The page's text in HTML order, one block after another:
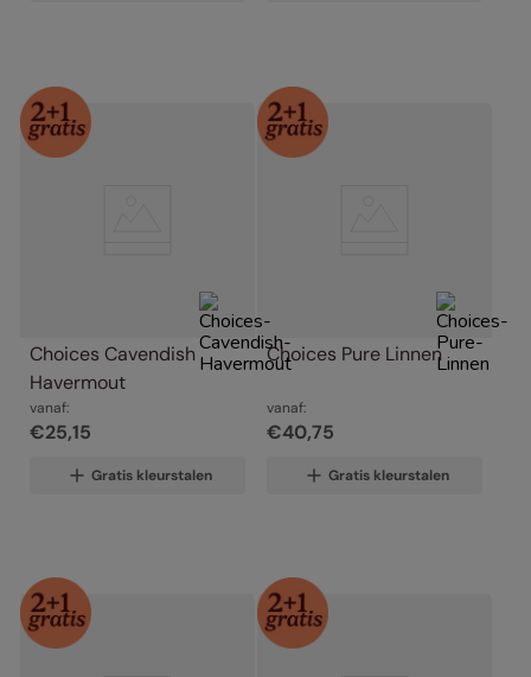
Choices Cavendish
Havermout
vanaf:
€25,15
Gratis kleurstalen
Choices Pure Linnen
vanaf:
€40,75
Gratis kleurstalen